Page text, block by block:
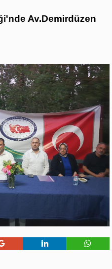
Av.Demirdüzen